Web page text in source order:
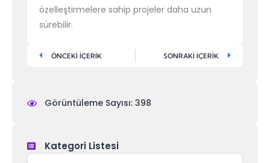
özelleştirmelere sahip projeler daha uzun
sürebilir.
ÖNCEKİ İÇERİK SONRAKİ İÇERİK
Görüntüleme Sayısı: 398
Kategori Listesi